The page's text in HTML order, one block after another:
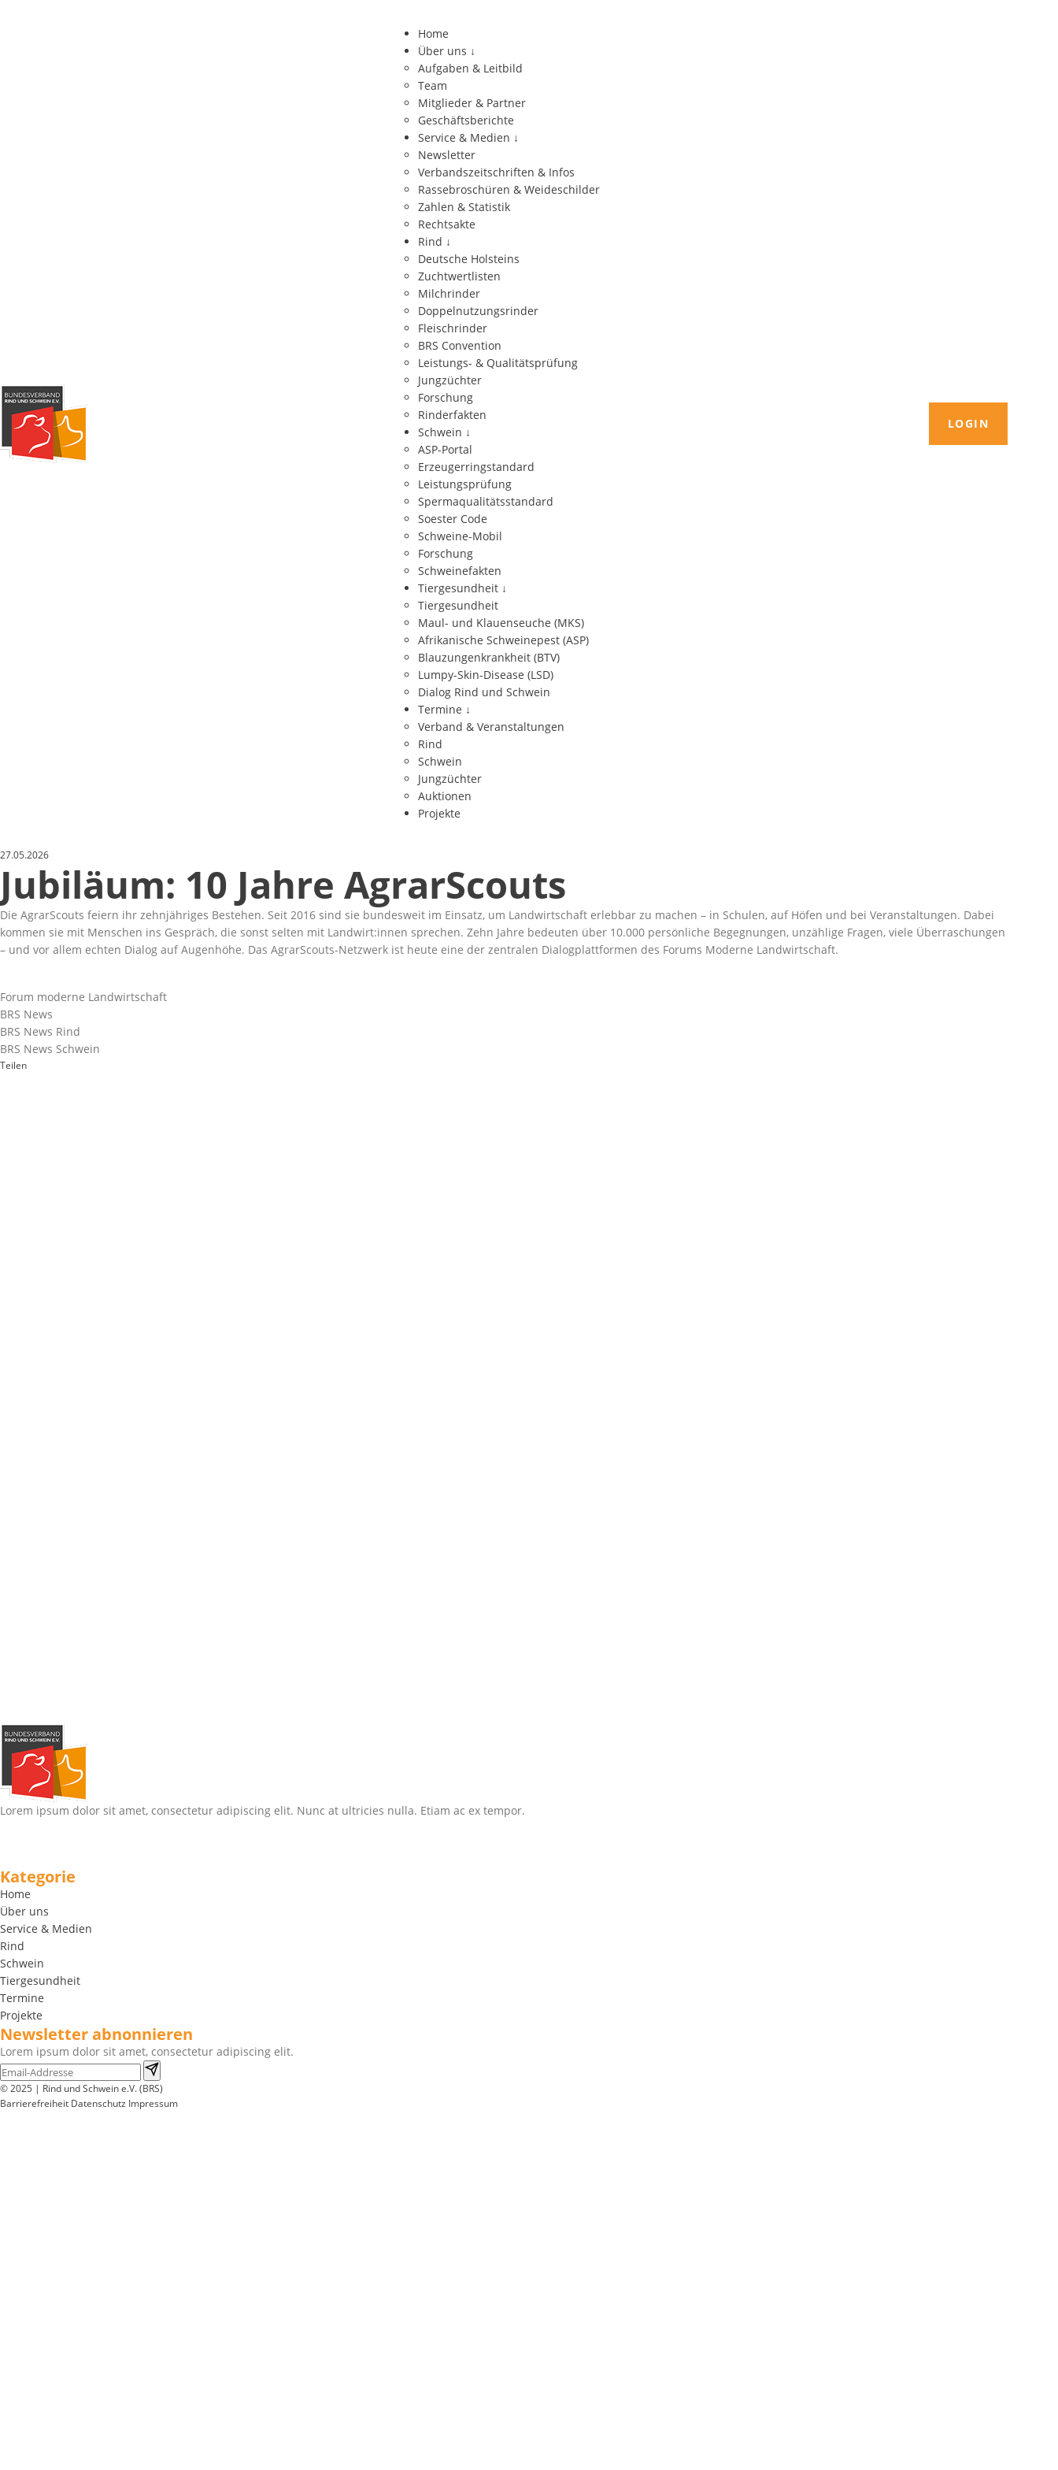
Home
Über uns ↓
Aufgaben & Leitbild
Team
Mitglieder & Partner
Geschäftsberichte
Service & Medien ↓
Newsletter
Verbandszeitschriften & Infos
Rassebroschüren & Weideschilder
Zahlen & Statistik
Rechtsakte
Rind ↓
Deutsche Holsteins
Zuchtwertlisten
Milchrinder
Doppelnutzungsrinder
Fleischrinder
BRS Convention
Leistungs- & Qualitätsprüfung
Jungzüchter
Forschung
Rinderfakten
Schwein ↓
ASP-Portal
Erzeugerringstandard
Leistungsprüfung
Spermaqualitätsstandard
Soester Code
Schweine-Mobil
Forschung
Schweinefakten
Tiergesundheit ↓
Tiergesundheit
Maul- und Klauenseuche (MKS)
Afrikanische Schweinepest (ASP)
Blauzungenkrankheit (BTV)
Lumpy-Skin-Disease (LSD)
Dialog Rind und Schwein
Termine ↓
Verband & Veranstaltungen
Rind
Schwein
Jungzüchter
Auktionen
Projekte
LOGIN
27.05.2026
Jubiläum: 10 Jahre AgrarScouts
Die AgrarScouts feiern ihr zehnjähriges Bestehen. Seit 2016 sind sie bundesweit im Einsatz, um Landwirtschaft erlebbar zu machen – in Schulen, auf Höfen und bei Veranstaltungen. Dabei
kommen sie mit Menschen ins Gespräch, die sonst selten mit Landwirt:innen sprechen. Zehn Jahre bedeuten über 10.000 persönliche Begegnungen, unzählige Fragen, viele Überraschungen
– und vor allem echten Dialog auf Augenhöhe. Das AgrarScouts-Netzwerk ist heute eine der zentralen Dialogplattformen des Forums Moderne Landwirtschaft.
Forum moderne Landwirtschaft
BRS News
BRS News Rind
BRS News Schwein
Teilen
Lorem ipsum dolor sit amet, consectetur adipiscing elit. Nunc at ultricies nulla. Etiam ac ex tempor.
Kategorie
Home
Über uns
Service & Medien
Rind
Schwein
Tiergesundheit
Termine
Projekte
Newsletter abnonnieren
Lorem ipsum dolor sit amet, consectetur adipiscing elit.
© 2025 | Rind und Schwein e.V. (BRS)
Barrierefreiheit Datenschutz Impressum